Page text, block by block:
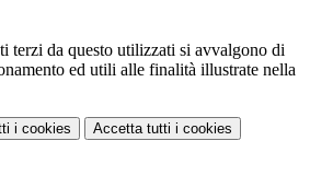
terzi da questo utilizzati si avvalgono di
ed utili alle finalità illustrate nella
i cookies Accetta tutti i cookies